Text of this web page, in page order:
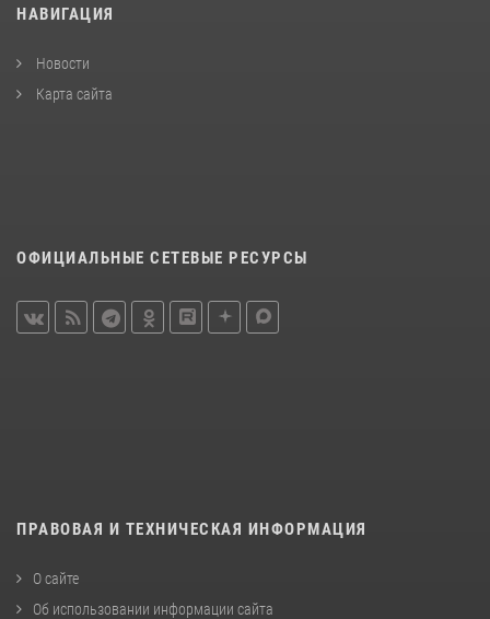
НАВИГАЦИЯ
Новости
Карта сайта
ОФИЦИАЛЬНЫЕ СЕТЕВЫЕ РЕСУРСЫ
ПРАВОВАЯ И ТЕХНИЧЕСКАЯ ИНФОРМАЦИЯ
О сайте
Об использовании информации сайта